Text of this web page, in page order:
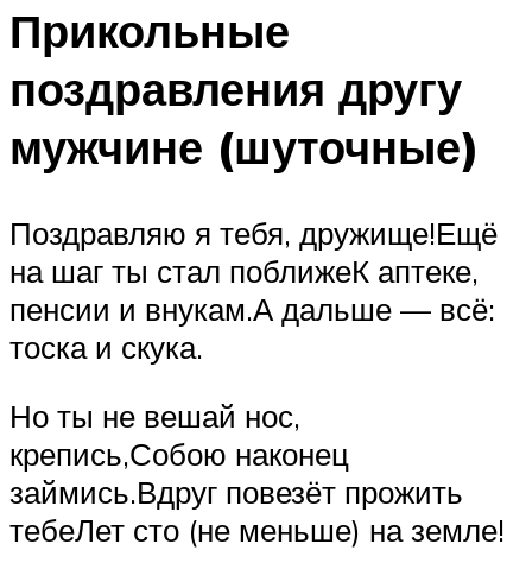
Прикольные
поздравления другу
мужчине (шуточные)
Поздравляю я тебя, дружище!Ещё
на шаг ты стал поближеК аптеке,
пенсии и внукам.А дальше — всё:
тоска и скука.
Но ты не вешай нос,
крепись,Собою наконец
займись.Вдруг повезёт прожить
тебеЛет сто (не меньше) на земле!